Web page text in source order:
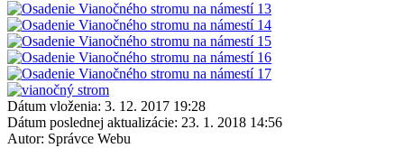
Dátum vloženia: 3. 12. 2017 19:28
Dátum poslednej aktualizácie: 23. 1. 2018 14:56
Autor: Správce Webu